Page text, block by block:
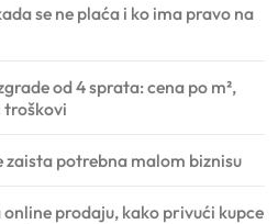
se ne plaća i ko ima pravo na
od 4 sprata: cena po m²,
troškovi
potrebna malom biznisu
prodaju, kako privući kupce